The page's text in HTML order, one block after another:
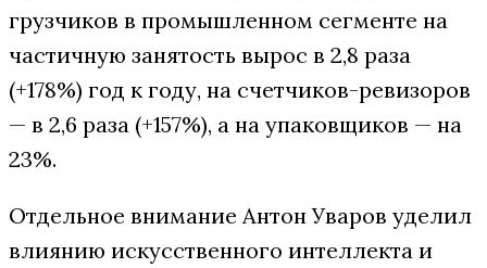
грузчиков в промышленном сегменте на
частичную занятость вырос в 2,8 раза
(+178%) год к году, на счетчиков-ревизоров
— в 2,6 раза (+157%), а на упаковщиков — на
23%.
Отдельное внимание Антон Уваров уделил
влиянию искусственного интеллекта и